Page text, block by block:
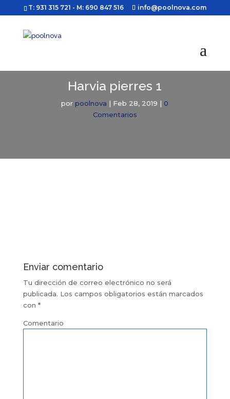
T: 931 315 721 - M: 690 847 516 info@poolnova.com
Harvia pierres 1
porpoolnova | Feb 28, 2019 | 0
Comentarios
Enviar comentario
Tu dirección de correo electrónico no será
publicada. Los campos obligatorios están marcados
con *
Comentario